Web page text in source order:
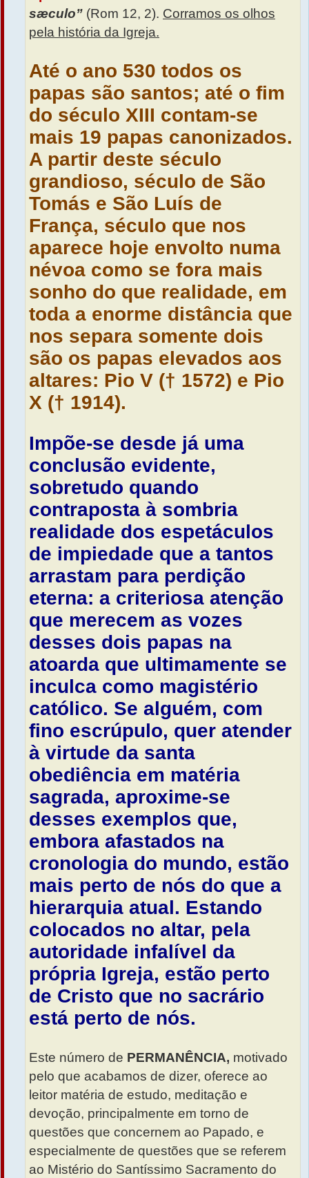
sæculo” (Rom 12, 2). Corramos os olhos
pela história da Igreja.
Até o ano 530 todos os
papas são santos; até o fim
do século XIII contam-se
mais 19 papas canonizados.
A partir deste século
grandioso, século de São
Tomás e São Luís de
França, século que nos
aparece hoje envolto numa
névoa como se fora mais
sonho do que realidade, em
toda a enorme distância que
nos separa somente dois
são os papas elevados aos
altares: Pio V († 1572) e Pio
X († 1914).
Impõe-se desde já uma
conclusão evidente,
sobretudo quando
contraposta à sombria
realidade dos espetáculos
de impiedade que a tantos
arrastam para perdição
eterna: a criteriosa atenção
que merecem as vozes
desses dois papas na
atoarda que ultimamente se
inculca como magistério
católico. Se alguém, com
fino escrúpulo, quer atender
à virtude da santa
obediência em matéria
sagrada, aproxime-se
desses exemplos que,
embora afastados na
cronologia do mundo, estão
mais perto de nós do que a
hierarquia atual. Estando
colocados no altar, pela
autoridade infalível da
própria Igreja, estão perto
de Cristo que no sacrário
está perto de nós.
Este número de PERMANÊNCIA, motivado
pelo que acabamos de dizer, oferece ao
leitor matéria de estudo, meditação e
devoção, principalmente em torno de
questões que concernem ao Papado, e
especialmente de questões que se referem
ao Mistério do Santíssimo Sacramento do